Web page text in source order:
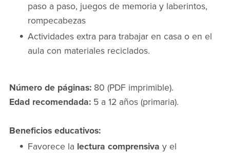
paso a paso, juegos de memoria y laberintos,
rompecabezas
Actividades extra para trabajar en casa o en el
aula con materiales reciclados.
Número de páginas:80 (PDF imprimible).
Edad recomendada:5 a 12 años (primaria).
Beneficios educativos:
Favorece la lectura comprensiva y el